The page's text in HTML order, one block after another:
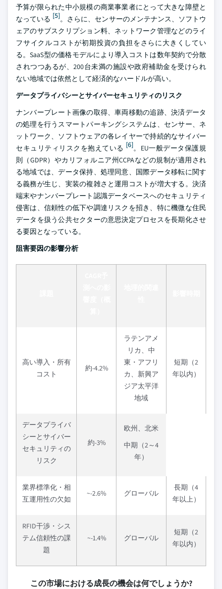
予算が限られた中小規模の商業事業者にとって大きな障壁と
なっている [5]。さらに、センサーのメンテナンス、ソフトウ
ェアのサブスクリプション料、ネットワーク管理などのライ
フサイクルコストが初期投資の負担をさらに大きくしてい
る。SaaS型の価格モデルにより導入コストは数年契約で分散
されつつあるが、200台未満の施設や政府補助金を受けられ
ない地域では依然として経済的なハードルが高い。
データプライバシーとサイバーセキュリティのリスク
ナンバープレート画像の取得、車両移動の追跡、決済データ
の処理を行うスマートパーキングシステムは、センサー、ネ
ットワーク、ソフトウェアの各レイヤーで持続的なサイバー
セキュリティリスクを抱えている [6]。EU一般データ保護規
則（GDPR）やカリフォルニア州CCPAなどの規制が適用され
る地域では、データ保持、処理同意、国際データ移転に関す
る義務が生じ、実装の複雑さと運用コストが増大する。決済
端末やナンバープレート認識データベースへのセキュリティ
侵害は、信頼性の低下や調達リスクを招き、特に機微な住民
データを扱う公共セクターの意思決定プロセスを長期化させ
る要因となっている。
阻害要因の影響分析
高い導入・所有
コスト
約-4.2%
ラテンアメ
リカ、中
東・アフリ
カ、新興ア
ジア太平洋
地域
短期（2
年以内）
データプライバ
シーとサイバー
セキュリティの
リスク
約-3%
欧州、北米
中期（2～4
年）
業界標準化・相
互運用性の欠如
~-2.6% グローバル
長期（4
年以上）
RFID干渉・シス
テム信頼性の課
題
~-1.4% グローバル
短期（2
年以内）
この市場における成長の機会は何でしょうか?